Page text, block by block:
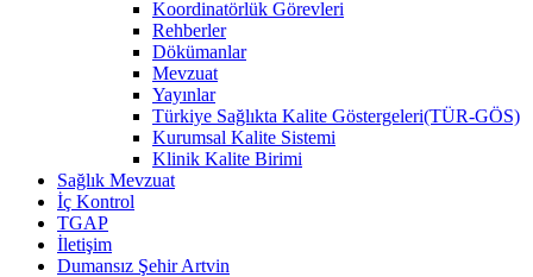
Koordinatörlük Görevleri
Rehberler
Dökümanlar
Mevzuat
Yayınlar
Türkiye Sağlıkta Kalite Göstergeleri(TÜR-GÖS)
Kurumsal Kalite Sistemi
Klinik Kalite Birimi
Sağlık Mevzuat
İç Kontrol
TGAP
İletişim
Dumansız Şehir Artvin